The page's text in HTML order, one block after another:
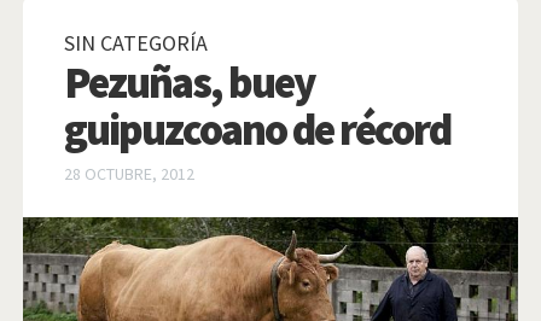
SIN CATEGORÍA
Pezuñas, buey
guipuzcoano de récord
28 OCTUBRE, 2012